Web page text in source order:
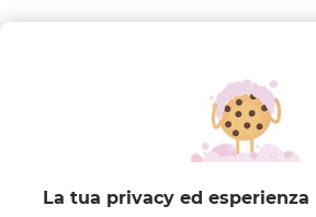
Lasciati ispirare
La tua privacy ed